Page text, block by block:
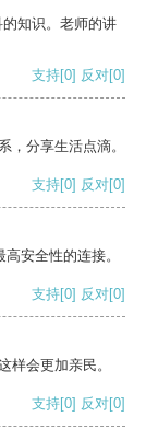
知识。老师的讲
支持[0] 反对[0]
，分享生活点滴。
支持[0] 反对[0]
安全性的连接。
支持[0] 反对[0]
样会更加亲民。
支持[0] 反对[0]